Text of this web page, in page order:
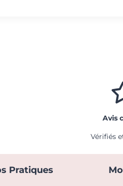
Avis
Vérifiés
Pratiques